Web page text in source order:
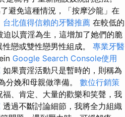
避免這種情況，「按摩沙龍」在
台北值得信賴的牙醫推薦 在較低的
以賣淫為生，這增加了她們的脆
戀或雙性戀男性組成。 專業牙醫
Google Search Console使用
如果賣淫活動只是暫時的，則稱為
分娩和母親做準備。 數位行銷策
、肯定、大量的歡樂和笑聲，我
透過不斷討論細節，我將全力組織